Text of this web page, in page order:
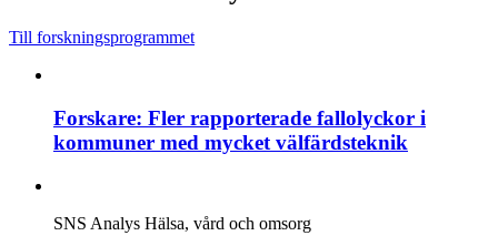
Till forskningsprogrammet
Forskare: Fler rapporterade fallolyckor i
kommuner med mycket välfärdsteknik
SNS Analys Hälsa, vård och omsorg